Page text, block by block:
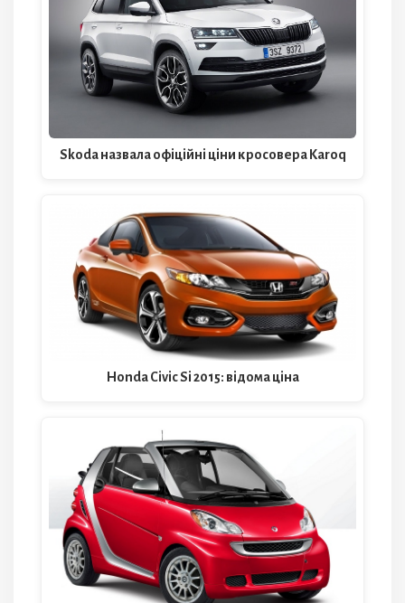
Skoda назвала офіційні ціни кросовера Karoq
Honda Civic Si 2015: відома ціна